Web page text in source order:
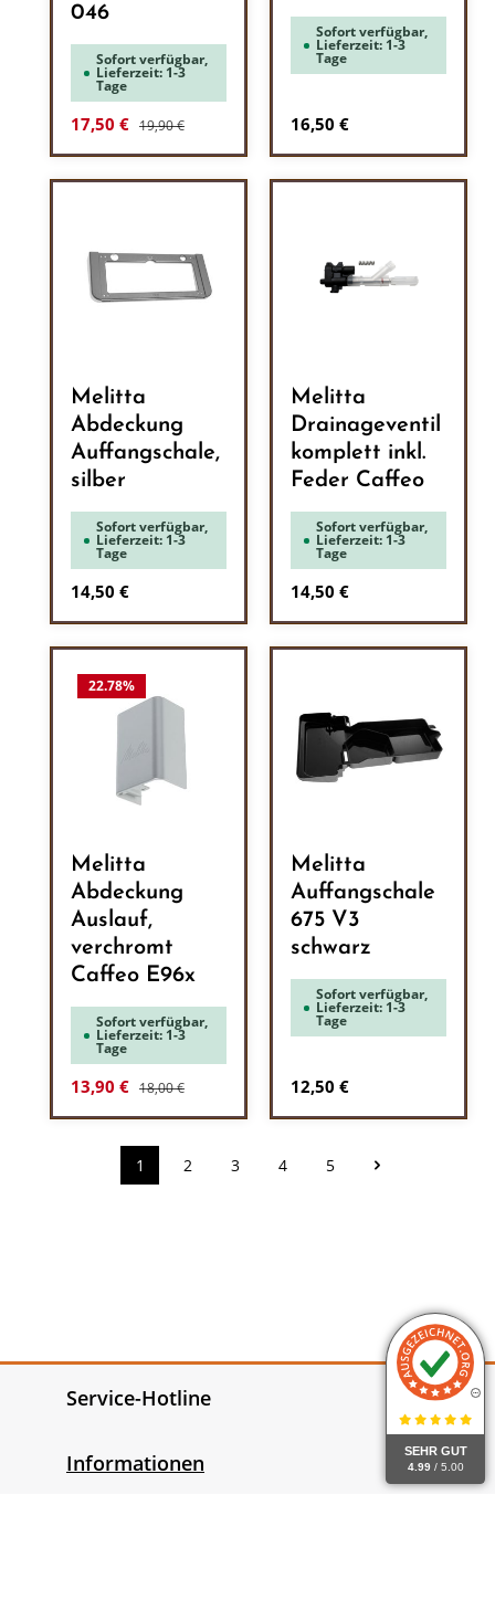
SEHR GUT
4.99 / 5.00
046
Sofort verfügbar,
Lieferzeit: 1-3
Tage
Verkaufspreis:
17,50 € Regulärer Preis:
19,90 €
Sofort verfügbar,
Lieferzeit: 1-3
Tage
Regulärer Preis:
16,50 €
Melitta
Abdeckung
Auffangschale,
silber
Sofort verfügbar,
Lieferzeit: 1-3
Tage
Regulärer Preis:
14,50 €
Melitta
Drainageventil
komplett inkl.
Feder Caffeo
Sofort verfügbar,
Lieferzeit: 1-3
Tage
Regulärer Preis:
14,50 €
22.78%
Melitta
Abdeckung
Auslauf,
verchromt
Caffeo E96x
Sofort verfügbar,
Lieferzeit: 1-3
Tage
Verkaufspreis:
13,90 € Regulärer Preis:
18,00 €
Melitta
Auffangschale
675 V3
schwarz
Sofort verfügbar,
Lieferzeit: 1-3
Tage
Regulärer Preis:
12,50 €
Seite
1 Seite
2 Seite
3 Seite
4 Seite
5
Service-Hotline
Informationen